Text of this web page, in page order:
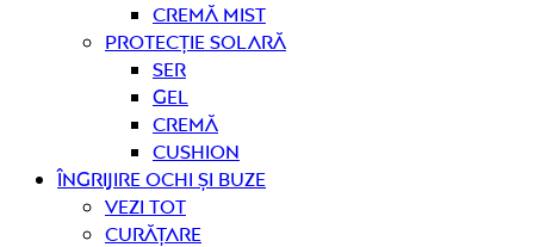
Cremă mist
Protecție solară
Ser
Gel
Cremă
Cushion
Îngrijire OCHI ȘI BUZE
Vezi tot
curățare